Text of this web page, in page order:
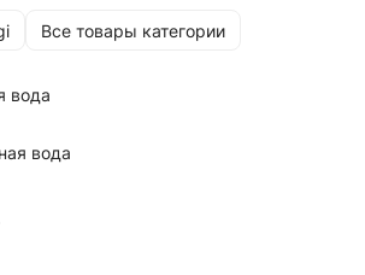
Все товары категории
вода
вода